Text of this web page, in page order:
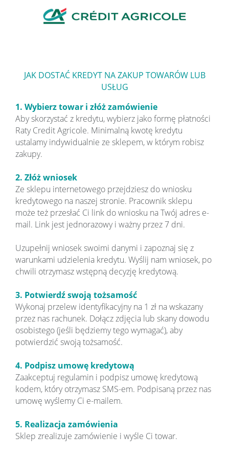
JAK DOSTAĆ KREDYT NA ZAKUP TOWARÓW LUB
USŁUG
1. Wybierz towar i złóż zamówienie
Aby skorzystać z kredytu, wybierz jako formę płatności
Raty Credit Agricole. Minimalną kwotę kredytu
ustalamy indywidualnie ze sklepem, w którym robisz
zakupy.
2. Złóż wniosek
Ze sklepu internetowego przejdziesz do wniosku
kredytowego na naszej stronie. Pracownik sklepu
może też przesłać Ci link do wniosku na Twój adres e-
mail. Link jest jednorazowy i ważny przez 7 dni.
Uzupełnij wniosek swoimi danymi i zapoznaj się z
warunkami udzielenia kredytu. Wyślij nam wniosek, po
chwili otrzymasz wstępną decyzję kredytową.
3. Potwierdź swoją tożsamość
Wykonaj przelew identyfikacyjny na 1 zł na wskazany
przez nas rachunek. Dołącz zdjęcia lub skany dowodu
osobistego (jeśli będziemy tego wymagać), aby
potwierdzić swoją tożsamość.
4. Podpisz umowę kredytową
Zaakceptuj regulamin i podpisz umowę kredytową
kodem, który otrzymasz SMS-em. Podpisaną przez nas
umowę wyślemy Ci e-mailem.
5. Realizacja zamówienia
Sklep zrealizuje zamówienie i wyśle Ci towar.